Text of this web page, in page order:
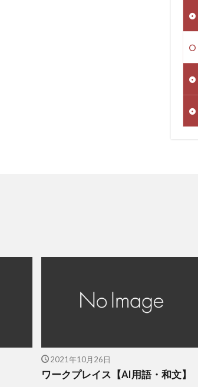
2021年10月26日
ワークプレイス【AI用語・和文】